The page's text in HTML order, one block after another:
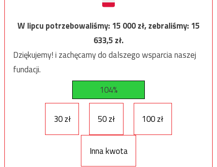
W lipcu potrzebowaliśmy:15 000zł, zebraliśmy:15
633,5zł.
Dziękujemy! i zachęcamy do dalszego wsparcia naszej
fundacji.
104%
30 zł 50 zł 100 zł
Inna kwota